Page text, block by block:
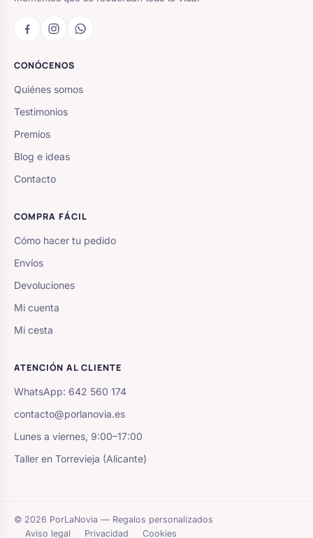
CONÓCENOS
Quiénes somos
Testimonios
Premios
Blog e ideas
Contacto
COMPRA FÁCIL
Cómo hacer tu pedido
Envíos
Devoluciones
Mi cuenta
Mi cesta
ATENCIÓN AL CLIENTE
WhatsApp: 642 560 174
contacto@porlanovia.es
Lunes a viernes, 9:00–17:00
Taller en Torrevieja (Alicante)
© 2026 PorLaNovia — Regalos personalizados
Aviso legal
Privacidad Cookies